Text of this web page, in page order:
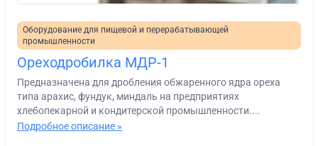
Оборудование для пищевой и перерабатывающей
промышленности
Ореходробилка МДР-1
Предназначена для дробления обжаренного ядра ореха
типа арахис, фундук, миндаль на предприятиях
хлебопекарной и кондитерской промышленности....
Подробное описание »